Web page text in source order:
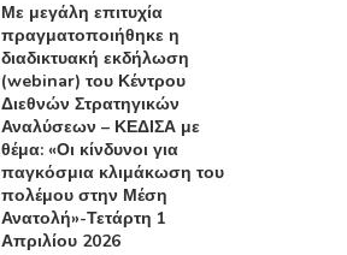
Με μεγάλη επιτυχία
πραγματοποιήθηκε η
διαδικτυακή εκδήλωση
(webinar) του Κέντρου
Διεθνών Στρατηγικών
Αναλύσεων – ΚΕΔΙΣΑ με
θέμα: «Οι κίνδυνοι για
παγκόσμια κλιμάκωση του
πολέμου στην Μέση
Ανατολή»-Τετάρτη 1
Απριλίου 2026